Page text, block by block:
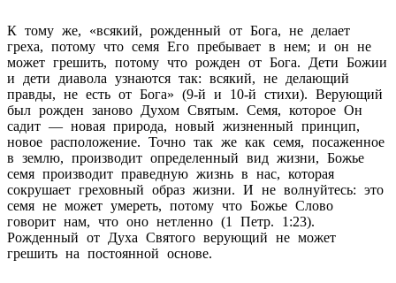
К тому же, «всякий, рожденный от Бога, не делает
греха, потому что семя Его пребывает в нем; и он не
может грешить, потому что рожден от Бога. Дети Божии
и дети диавола узнаются так: всякий, не делающий
правды, не есть от Бога» (9-й и 10-й стихи). Верующий
был рожден заново Духом Святым. Семя, которое Он
садит — новая природа, новый жизненный принцип,
новое расположение. Точно так же как семя, посаженное
в землю, производит определенный вид жизни, Божье
семя производит праведную жизнь в нас, которая
сокрушает греховный образ жизни. И не волнуйтесь: это
семя не может умереть, потому что Божье Слово
говорит нам, что оно нетленно (1 Петр. 1:23).
Рожденный от Духа Святого верующий не может
грешить на постоянной основе.